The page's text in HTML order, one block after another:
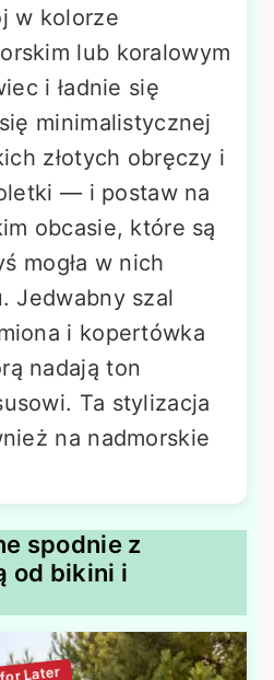
w kolorze
lub koralowym
i ładnie się
minimalistycznej
złotych obręczy i
— i postaw na
obcasie, które są
mogła w nich
Jedwabny szal
i kopertówka
nadają ton
Ta stylizacja
na nadmorskie
spodnie z
od bikini i